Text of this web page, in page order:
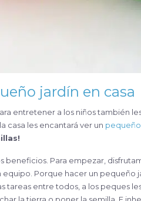
jardín en casa
entretener a los niños también
casa les encantará ver un
beneficios. Para empezar,
Porque hacer un pequeño
tareas entre todos, a los peques